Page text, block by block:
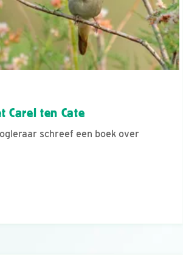
Carel ten Cate
schreef een boek over